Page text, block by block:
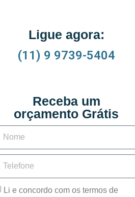
Ligue agora:
(11) 9 9739-5404
Receba um
orçamento Grátis
Li e concordo com os termos de